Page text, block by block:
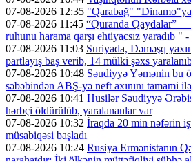
07-08-2026 12:35 "Qarabağ"
07-08-2026 11:45 “Quranda Qaydalar”
ruhunu harama qarşı ehtiyacsız yaradıb "
07-08-2026 11:03 Suriyada, Dəməşq
partlayış baş verib, 14 mülki şəxs
07-08-2026 10:48 Səudiyyə Yəmənin bu
səbəbindən ABŞ-yə neft axınını tamami
07-08-2026 10:41 Husilər Səudiyyə
hərbçi öldürülüb, yaralananlar var
07-08-2026 10:32 İraqda 20 min nəfərin
müsabiqəsi başladı
07-08-2026 10:24 Rusiya Ermənistanın